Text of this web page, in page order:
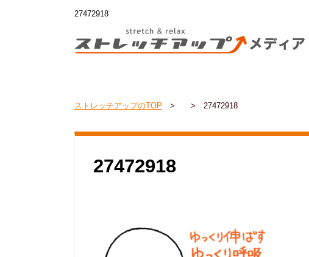
27472918
ストレッチアップのTOP > > 27472918
27472918